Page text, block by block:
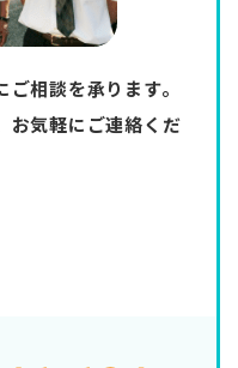
相談を承ります。
お気軽にご連絡くだ